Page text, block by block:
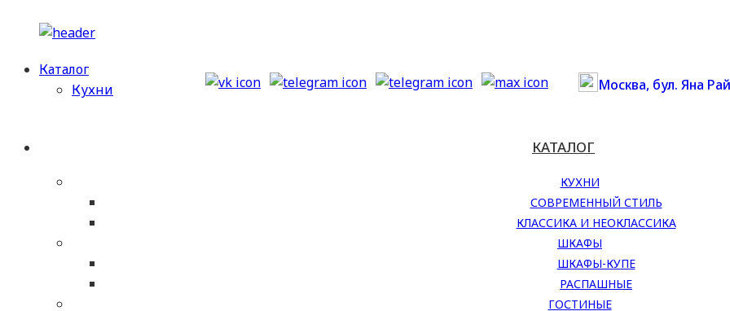
Перейти
содержимому
Москва, бул. Яна
КАТАЛОГ
КУХНИ
СОВРЕМЕННЫЙ СТИЛЬ
КЛАССИКА И НЕОКЛАССИКА
ШКАФЫ
ШКАФЫ-КУПЕ
РАСПАШНЫЕ
ГОСТИНЫЕ
Каталог
Кухни